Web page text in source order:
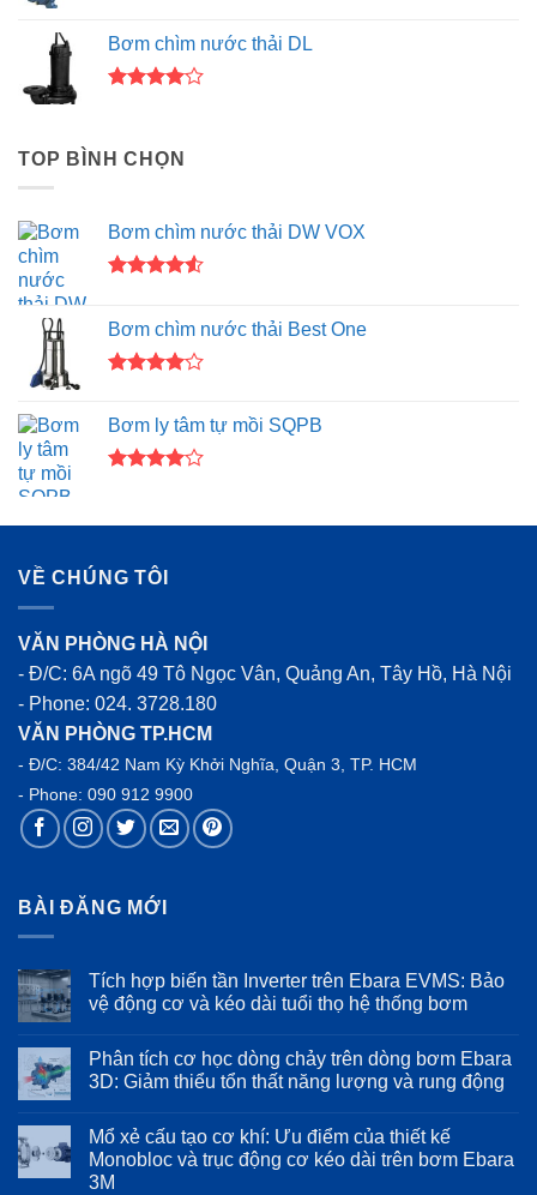
4.005
sao
Bơm chìm nước thải DL
sao
TOP BÌNH CHỌN
Bơm chìm nước thải DW VOX
5 sao
Bơm chìm nước thải Best One
4.005
sao
Bơm ly tâm tự mồi SQPB
4.005
VỀ CHÚNG TÔI
VĂN PHÒNG HÀ NỘI
- Đ/C: 6A ngõ 49 Tô Ngọc Vân, Quảng An, Tây Hồ, Hà Nội
- Phone: 024. 3728.180
VĂN PHÒNG TP.HCM
- Đ/C: 384/42 Nam Kỳ Khởi Nghĩa, Quận 3, TP. HCM
- Phone: 090 912 9900
BÀI ĐĂNG MỚI
Tích hợp biến tần Inverter trên Ebara EVMS: Bảo
vệ động cơ và kéo dài tuổi thọ hệ thống bơm
bình
luận
ở
biến
tần
Inverter
trên
Phân tích cơ học dòng chảy trên dòng bơm Ebara
3D: Giảm thiểu tổn thất năng lượng và rung động
bình
luận
ở
Phân
Mổ xẻ cấu tạo cơ khí: Ưu điểm của thiết kế
Monobloc và trục động cơ kéo dài trên bơm Ebara
3M